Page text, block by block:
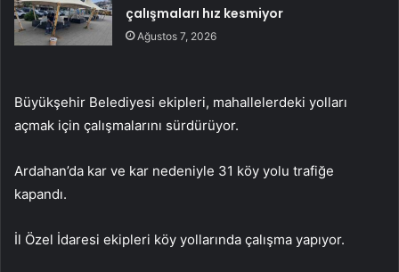
çalışmaları hız kesmiyor
Ağustos 7, 2026
Büyükşehir Belediyesi ekipleri, mahallelerdeki yolları
açmak için çalışmalarını sürdürüyor.
Ardahan’da kar ve kar nedeniyle 31 köy yolu trafiğe
kapandı.
İl Özel İdaresi ekipleri köy yollarında çalışma yapıyor.